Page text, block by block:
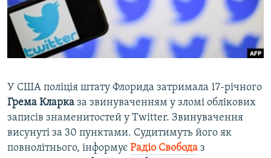
ВІДЕОУРОКИ «ELIFBE»
СВІДЧЕННЯ ОКУПАЦІЇ
УКРАЇНСЬКА ПРОБЛЕМА КРИМУ
Русский
Qırımtatar
Усі сайти RFE/RL
У США поліція штату Флорида затримала 17-річного
Грема Кларка за звинуваченням у зломі облікових
записів знаменитостей у Twitter. Звинувачення
висунуті за 30 пунктами. Судитимуть його як
повнолітнього, інформує Радіо Свобода з